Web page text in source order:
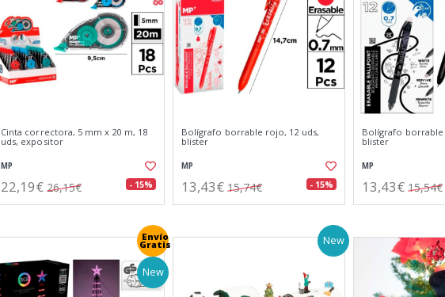
Cinta correctora, 5 mm x 20 m, 18
uds, expositor
MP
22,19€ 26,15€ - 15%
Bolígrafo borrable rojo, 12 uds,
blister
MP
13,43€ 15,74€ - 15%
Bolígrafo borrable
blister
MP
13,43€ 15,54€
Envío
Gratis
New
New